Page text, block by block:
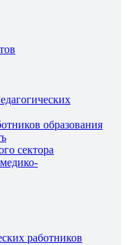
образования
сектора
работников